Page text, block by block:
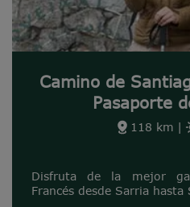
Camino de
Pasaporte
118 km |
Disfruta de la mejor
Francés desde Sarria hasta